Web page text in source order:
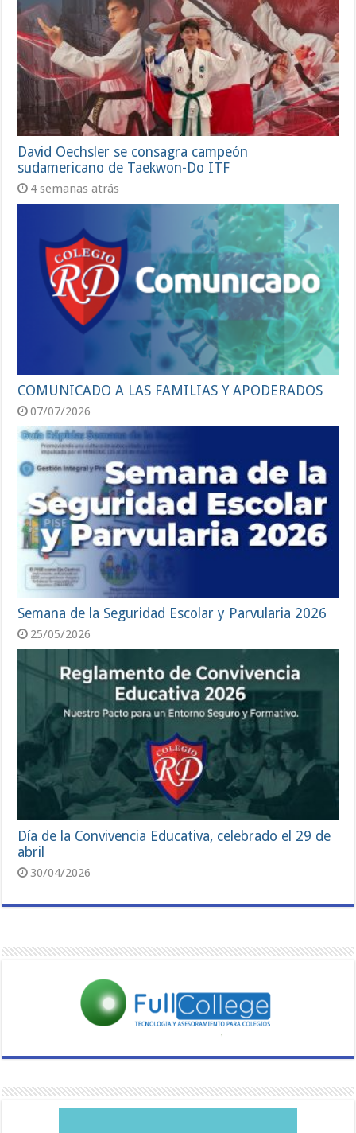
David Oechsler se consagra campeón
sudamericano de Taekwon-Do ITF
4 semanas atrás
COMUNICADO A LAS FAMILIAS Y APODERADOS
07/07/2026
Semana de la Seguridad Escolar y Parvularia 2026
25/05/2026
Día de la Convivencia Educativa, celebrado el 29 de
abril
30/04/2026